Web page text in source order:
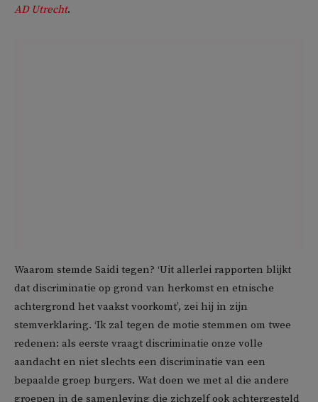
AD Utrecht.
Waarom stemde Saidi tegen? ‘Uit allerlei rapporten blijkt
dat discriminatie op grond van herkomst en etnische
achtergrond het vaakst voorkomt’, zei hij in zijn
stemverklaring. ‘Ik zal tegen de motie stemmen om twee
redenen: als eerste vraagt discriminatie onze volle
aandacht en niet slechts een discriminatie van een
bepaalde groep burgers. Wat doen we met al die andere
groepen in de samenleving die zichzelf ook achtergesteld